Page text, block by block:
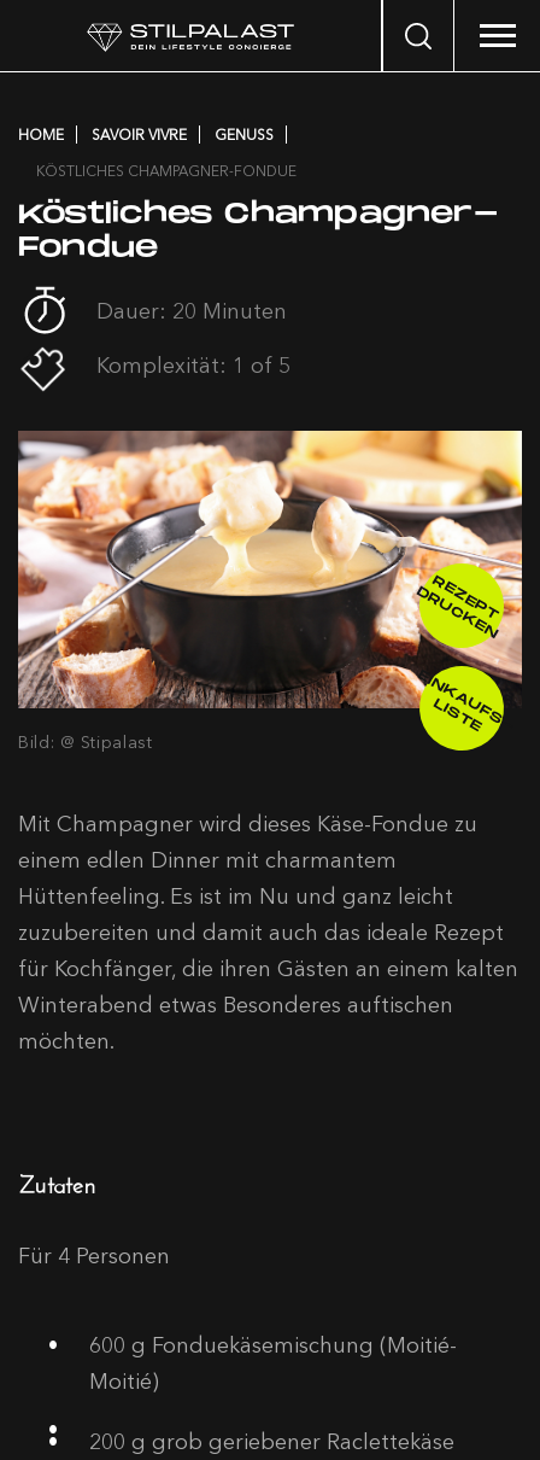
Search
HOME SAVOIR VIVRE
GENUSS
KÖSTLICHES CHAMPAGNER-FONDUE
Köstliches Champagner-
Fondue
Dauer: 20 Minuten
Komplexität: 1 of 5
Bild: @ Stipalast
R
E
Z
E
P
T
D
R
U
C
K
E
N
E
IN
K
A
U
F
S
-
L
IS
T
E
Mit Champagner wird dieses Käse-Fondue zu
einem edlen Dinner mit charmantem
Hüttenfeeling. Es ist im Nu und ganz leicht
zuzubereiten und damit auch das ideale Rezept
für Kochfänger, die ihren Gästen an einem kalten
Winterabend etwas Besonderes auftischen
möchten.
Zutaten
Für 4 Personen
600 g Fonduekäsemischung (Moitié-
Moitié)
200 g grob geriebener Raclettekäse